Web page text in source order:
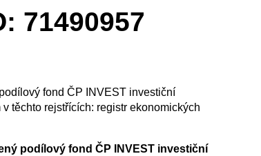
71490957
fond ČP INVEST investiční
těchto rejstřících: registr ekonomických
podílový fond ČP INVEST investiční